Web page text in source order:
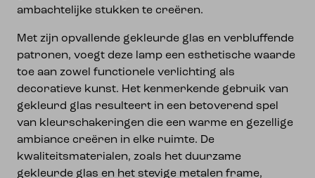
ambachtelijke stukken te creëren.
Met zijn opvallende gekleurde glas en verbluffende
patronen, voegt deze lamp een esthetische waarde
toe aan zowel functionele verlichting als
decoratieve kunst. Het kenmerkende gebruik van
gekleurd glas resulteert in een betoverend spel
van kleurschakeringen die een warme en gezellige
ambiance creëren in elke ruimte. De
kwaliteitsmaterialen, zoals het duurzame
gekleurde glas en het stevige metalen frame,